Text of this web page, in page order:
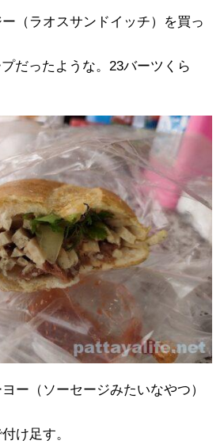
（ラオスサンドイッチ）を買っ
だったような。23バーツくら
ー（ソーセージみたいなやつ）
け足す。